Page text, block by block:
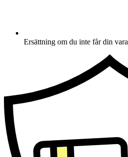
Ersättning om du inte får din vara